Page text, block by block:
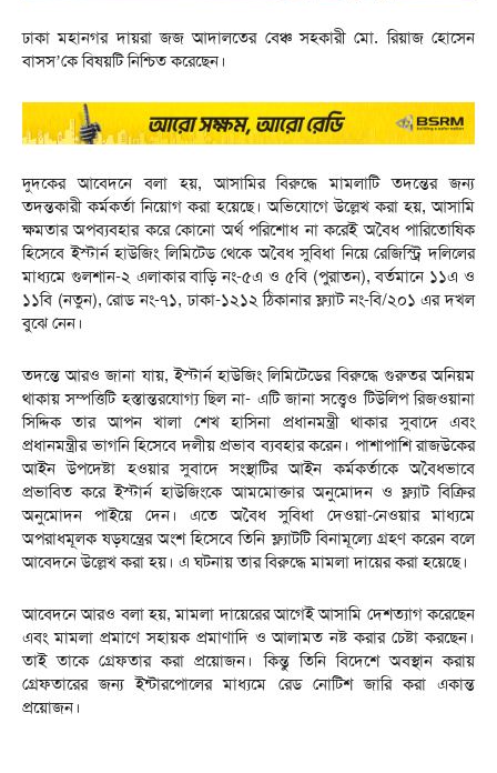
ঢাকা মহানগর দায়রা জজ আদালতের বেঞ্চ সহকারী মো. রিয়াজ হোসেন
বাসস’কে বিষয়টি নিশ্চিত করেছেন।
দুদকের আবেদনে বলা হয়, আসামির বিরুদ্ধে মামলাটি তদন্তের জন্য
তদন্তকারী কর্মকর্তা নিয়োগ করা হয়েছে। অভিযোগে উল্লেখ করা হয়, আসামি
ক্ষমতার অপব্যবহার করে কোনো অর্থ পরিশোধ না করেই অবৈধ পারিতোষিক
হিসেবে ইস্টার্ন হাউজিং লিমিটেড থেকে অবৈধ সুবিধা নিয়ে রেজিস্ট্রি দলিলের
মাধ্যমে গুলশান-২ এলাকার বাড়ি নং-৫এ ও ৫বি (পুরাতন), বর্তমানে ১১এ ও
১১বি (নতুন), রোড নং-৭১, ঢাকা-১২১২ ঠিকানার ফ্ল্যাট নং-বি/২০১ এর দখল
বুঝে নেন।
তদন্তে আরও জানা যায়, ইস্টার্ন হাউজিং লিমিটেডের বিরুদ্ধে গুরুতর অনিয়ম
থাকায় সম্পত্তিটি হস্তান্তরযোগ্য ছিল না- এটি জানা সত্ত্বেও টিউলিপ রিজওয়ানা
সিদ্দিক তার আপন খালা শেখ হাসিনা প্রধানমন্ত্রী থাকার সুবাদে এবং
প্রধানমন্ত্রীর ভাগনি হিসেবে দলীয় প্রভাব ব্যবহার করেন। পাশাপাশি রাজউকের
আইন উপদেষ্টা হওয়ার সুবাদে সংস্থাটির আইন কর্মকর্তাকে অবৈধভাবে
প্রভাবিত করে ইস্টার্ন হাউজিংকে আমমোক্তার অনুমোদন ও ফ্ল্যাট বিক্রির
অনুমোদন পাইয়ে দেন। এতে অবৈধ সুবিধা দেওয়া-নেওয়ার মাধ্যমে
অপরাধমূলক ষড়যন্ত্রের অংশ হিসেবে তিনি ফ্ল্যাটটি বিনামূল্যে গ্রহণ করেন বলে
আবেদনে উল্লেখ করা হয়। এ ঘটনায় তার বিরুদ্ধে মামলা দায়ের করা হয়েছে।
আবেদনে আরও বলা হয়, মামলা দায়েরের আগেই আসামি দেশত্যাগ করেছেন
এবং মামলা প্রমাণে সহায়ক প্রমাণাদি ও আলামত নষ্ট করার চেষ্টা করছেন।
তাই তাকে গ্রেফতার করা প্রয়োজন। কিন্তু তিনি বিদেশে অবস্থান করায়
গ্রেফতারের জন্য ইন্টারপোলের মাধ্যমে রেড নোটিশ জারি করা একান্ত
প্রয়োজন।